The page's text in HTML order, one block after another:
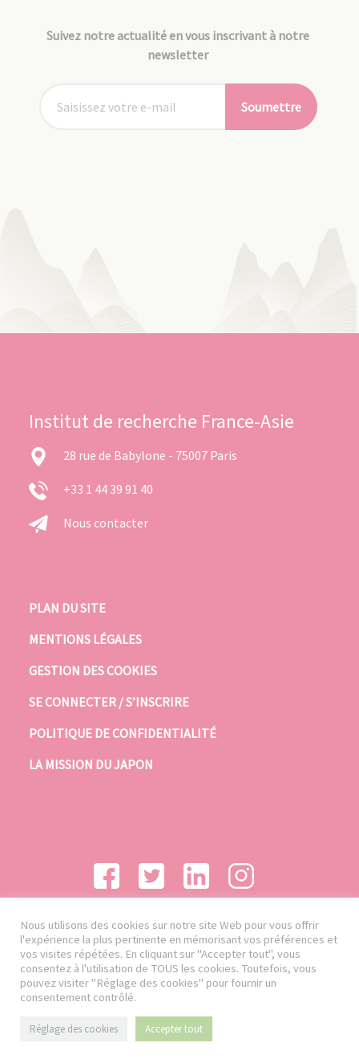
Suivez notre actualité en vous inscrivant à notre
newsletter
Soumettre
Institut de recherche France-Asie
28 rue de Babylone - 75007 Paris
+33 1 44 39 91 40
Nous contacter
PLAN DU SITE
MENTIONS LÉGALES
GESTION DES COOKIES
SE CONNECTER / S’INSCRIRE
POLITIQUE DE CONFIDENTIALITÉ
LA MISSION DU JAPON
Nous utilisons des cookies sur notre site Web pour vous offrir
l'expérience la plus pertinente en mémorisant vos préférences et
vos visites répétées. En cliquant sur "Accepter tout", vous
consentez à l'utilisation de TOUS les cookies. Toutefois, vous
pouvez visiter "Réglage des cookies" pour fournir un
consentement contrôlé.
Réglage des cookies Accepter tout